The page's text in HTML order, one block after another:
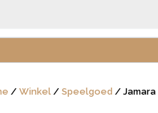
/ Winkel / Speelgoed / Jamara